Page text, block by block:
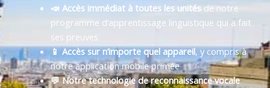
📣 Accès immédiat à toutes les unitésde notre
programme d’apprentissage linguistique qui a fait
ses preuves
📱 Accès sur n’importe quel appareil, y compris à
notre application mobile primée
💬 Notre technologie de reconnaissance vocale